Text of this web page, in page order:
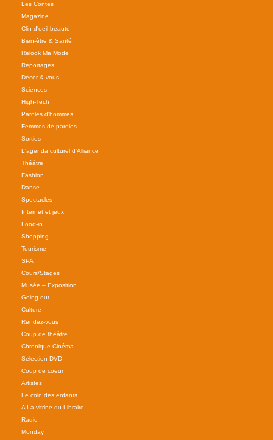
Les Contes
Magazine
Clin d'oeil beauté
Bien-être & Santé
Relook Ma Mode
Reportages
Décor & vous
Sciences
High-Tech
Paroles d'hommes
Femmes de paroles
Sorties
L'agenda culturel d'Alliance
Théâtre
Fashion
Danse
Spectacles
Internet et jeux
Food-in
Shopping
Tourisme
SPA
Cours/Stages
Musée – Exposition
Going out
Culture
Rendez-vous
Coup de théâtre
Chronique Cinéma
Selection DVD
Coup de coeur
Artistes
Le coin des enfants
A La vitrine du Libraire
Radio
Monday